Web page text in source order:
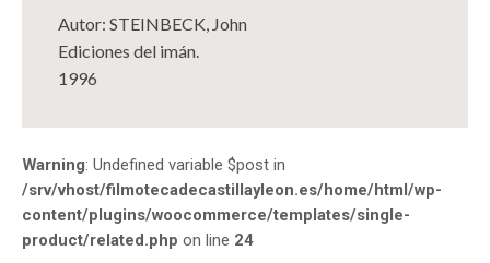
Autor: STEINBECK, John
Ediciones del imán.
1996
Warning: Undefined variable $post in
/srv/vhost/filmotecadecastillayleon.es/home/html/wp-
content/plugins/woocommerce/templates/single-
product/related.php on line 24